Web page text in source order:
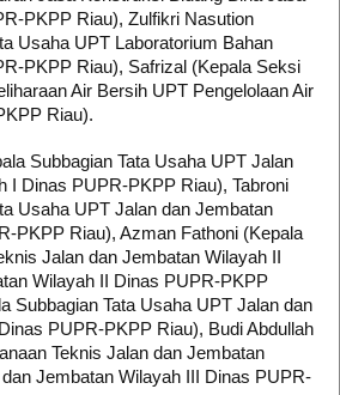
PKPP Riau), Zulfikri Nasution
Usaha UPT Laboratorium Bahan
PKPP Riau), Safrizal (Kepala Seksi
Air Bersih UPT Pengelolaan Air
Riau).
Subbagian Tata Usaha UPT Jalan
I Dinas PUPR-PKPP Riau), Tabroni
Usaha UPT Jalan dan Jembatan
PKPP Riau), Azman Fathoni (Kepala
Jalan dan Jembatan Wilayah II
Wilayah II Dinas PUPR-PKPP
Subbagian Tata Usaha UPT Jalan dan
PUPR-PKPP Riau), Budi Abdullah
Teknis Jalan dan Jembatan
Jembatan Wilayah III Dinas PUPR-